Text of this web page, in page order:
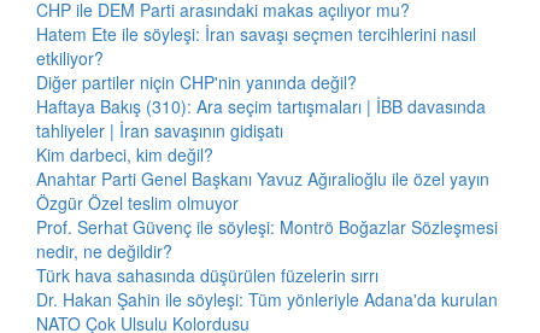
CHP ile DEM Parti arasındaki makas açılıyor mu?
Hatem Ete ile söyleşi: İran savaşı seçmen tercihlerini nasıl
etkiliyor?
Diğer partiler niçin CHP'nin yanında değil?
Haftaya Bakış (310): Ara seçim tartışmaları | İBB davasında
tahliyeler | İran savaşının gidişatı
Kim darbeci, kim değil?
Anahtar Parti Genel Başkanı Yavuz Ağıralioğlu ile özel yayın
Özgür Özel teslim olmuyor
Prof. Serhat Güvenç ile söyleşi: Montrö Boğazlar Sözleşmesi
nedir, ne değildir?
Türk hava sahasında düşürülen füzelerin sırrı
Dr. Hakan Şahin ile söyleşi: Tüm yönleriyle Adana'da kurulan
NATO Çok Ulsulu Kolordusu